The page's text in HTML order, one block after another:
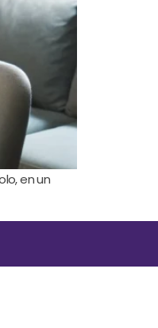
en un